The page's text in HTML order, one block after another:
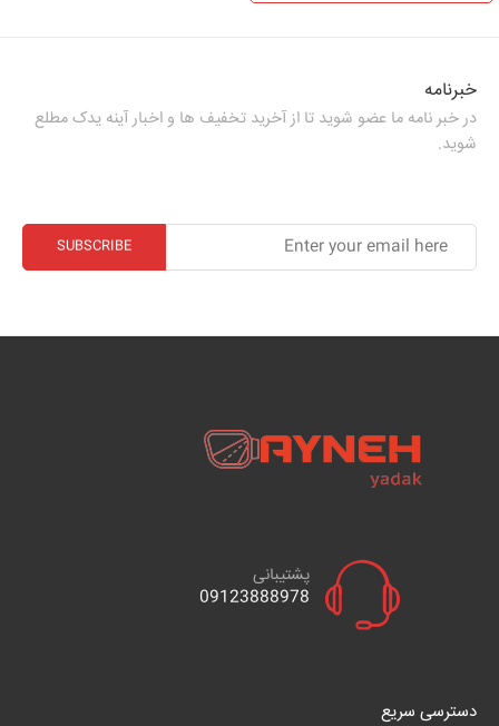
خبرنامه
در خبر نامه ما عضو شوید تا از آخرید تخفیف ها و اخبار آینه یدک مطلع
شوید.
پشتیبانی
09123888978
دسترسی سریع